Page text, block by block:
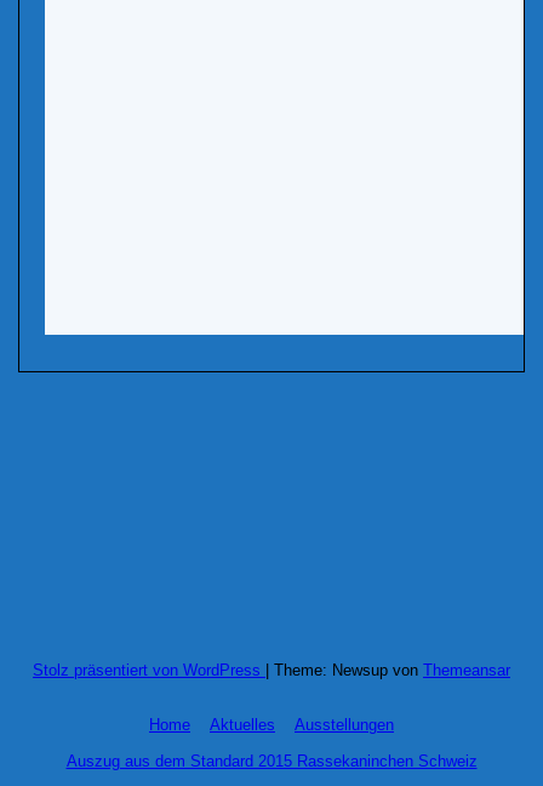
Stolz präsentiert von WordPress Theme: Newsup von Themeansar
Home Aktuelles
Ausstellungen
Auszug aus dem Standard 2015 Rassekaninchen Schweiz